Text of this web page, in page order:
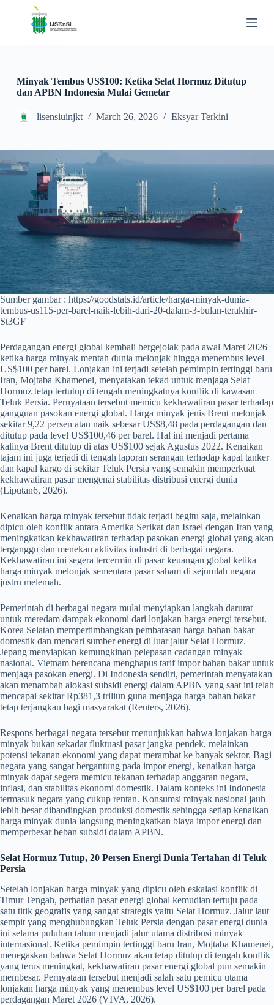
Minyak Tembus US$100: Ketika Selat Hormuz Ditutup
dan APBN Indonesia Mulai Gemetar
lisensiuinjkt March 26, 2026 Eksyar Terkini
Sumber gambar : https://goodstats.id/article/harga-minyak-dunia-
tembus-us115-per-barel-naik-lebih-dari-20-dalam-3-bulan-terakhir-
St3GF
Perdagangan energi global kembali bergejolak pada awal Maret 2026
ketika harga minyak mentah dunia melonjak hingga menembus level
US$100 per barel. Lonjakan ini terjadi setelah pemimpin tertinggi baru
Iran, Mojtaba Khamenei, menyatakan tekad untuk menjaga Selat
Hormuz tetap tertutup di tengah meningkatnya konflik di kawasan
Teluk Persia. Pernyataan tersebut memicu kekhawatiran pasar terhadap
gangguan pasokan energi global. Harga minyak jenis Brent melonjak
sekitar 9,22 persen atau naik sebesar US$8,48 pada perdagangan dan
ditutup pada level US$100,46 per barel. Hal ini menjadi pertama
kalinya Brent ditutup di atas US$100 sejak Agustus 2022. Kenaikan
tajam ini juga terjadi di tengah laporan serangan terhadap kapal tanker
dan kapal kargo di sekitar Teluk Persia yang semakin memperkuat
kekhawatiran pasar mengenai stabilitas distribusi energi dunia
(Liputan6, 2026).
Kenaikan harga minyak tersebut tidak terjadi begitu saja, melainkan
dipicu oleh konflik antara Amerika Serikat dan Israel dengan Iran yang
meningkatkan kekhawatiran terhadap pasokan energi global yang akan
terganggu dan menekan aktivitas industri di berbagai negara.
Kekhawatiran ini segera tercermin di pasar keuangan global ketika
harga minyak melonjak sementara pasar saham di sejumlah negara
justru melemah.
Pemerintah di berbagai negara mulai menyiapkan langkah darurat
untuk meredam dampak ekonomi dari lonjakan harga energi tersebut.
Korea Selatan mempertimbangkan pembatasan harga bahan bakar
domestik dan mencari sumber energi di luar jalur Selat Hormuz.
Jepang menyiapkan kemungkinan pelepasan cadangan minyak
nasional. Vietnam berencana menghapus tarif impor bahan bakar untuk
menjaga pasokan energi. Di Indonesia sendiri, pemerintah menyatakan
akan menambah alokasi subsidi energi dalam APBN yang saat ini telah
mencapai sekitar Rp381,3 triliun guna menjaga harga bahan bakar
tetap terjangkau bagi masyarakat (Reuters, 2026).
Respons berbagai negara tersebut menunjukkan bahwa lonjakan harga
minyak bukan sekadar fluktuasi pasar jangka pendek, melainkan
potensi tekanan ekonomi yang dapat merambat ke banyak sektor. Bagi
negara yang sangat bergantung pada impor energi, kenaikan harga
minyak dapat segera memicu tekanan terhadap anggaran negara,
inflasi, dan stabilitas ekonomi domestik. Dalam konteks ini Indonesia
termasuk negara yang cukup rentan. Konsumsi minyak nasional jauh
lebih besar dibandingkan produksi domestik sehingga setiap kenaikan
harga minyak dunia langsung meningkatkan biaya impor energi dan
memperbesar beban subsidi dalam APBN.
Selat Hormuz Tutup, 20 Persen Energi Dunia Tertahan di Teluk
Persia
Setelah lonjakan harga minyak yang dipicu oleh eskalasi konflik di
Timur Tengah, perhatian pasar energi global kemudian tertuju pada
satu titik geografis yang sangat strategis yaitu Selat Hormuz. Jalur laut
sempit yang menghubungkan Teluk Persia dengan pasar energi dunia
ini selama puluhan tahun menjadi jalur utama distribusi minyak
internasional. Ketika pemimpin tertinggi baru Iran, Mojtaba Khamenei,
menegaskan bahwa Selat Hormuz akan tetap ditutup di tengah konflik
yang terus meningkat, kekhawatiran pasar energi global pun semakin
membesar. Pernyataan tersebut menjadi salah satu pemicu utama
lonjakan harga minyak yang menembus level US$100 per barel pada
perdagangan Maret 2026 (VIVA, 2026).